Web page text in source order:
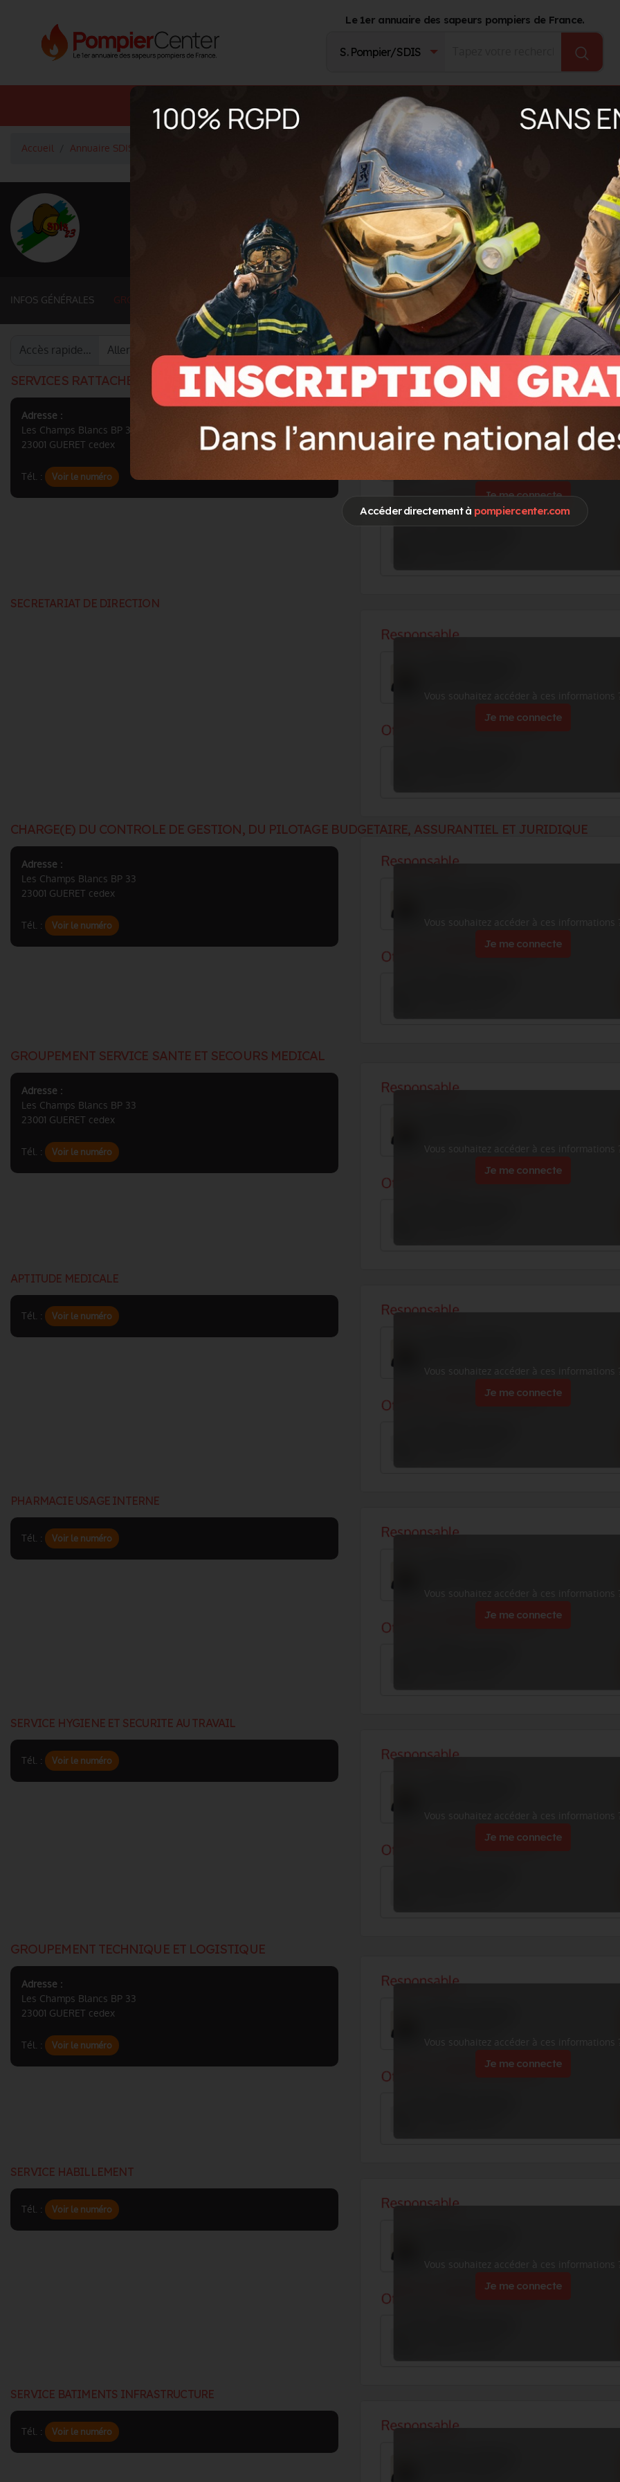
Accéder directement à pompiercenter.com
Le 1er annuaire des sapeurs pompiers de France.
Annuaire SDIS Annuaire Fournisseurs Catalogue Produits Journal
Accueil Annuaire SDIS Groupements et services fonctionnels (23. CREUSE)
SDIS Creuse à Guéret (23)
CREUSE
5 565 km² - 117 340 habitants
INFOS GÉNÉRALES GROUPEMENTS ET SERVICES FONCTIONNELS GROUPEMENTS TERRITORIAUX AUTRES ORGANISMES
Accès rapide…
SERVICES RATTACHES A LA DIRECTION
Adresse :
Les Champs Blancs BP 33
23001 GUERET cedex
Tél. : Voir le numéro
Je me connecte
SECRETARIAT DE DIRECTION
Vous souhaitez accéder à ces informations
Je me connecte
CHARGE(E) DU CONTROLE DE GESTION, DU PILOTAGE BUDGETAIRE, ASSURANTIEL ET JURIDIQUE
Adresse :
Les Champs Blancs BP 33
23001 GUERET cedex
Tél. : Voir le numéro Vous souhaitez accéder à ces informations
Je me connecte
GROUPEMENT SERVICE SANTE ET SECOURS MEDICAL
Adresse :
Les Champs Blancs BP 33
23001 GUERET cedex
Tél. : Voir le numéro Vous souhaitez accéder à ces informations
Je me connecte
APTITUDE MEDICALE
Tél. : Voir le numéro
Vous souhaitez accéder à ces informations
Je me connecte
PHARMACIE USAGE INTERNE
Tél. : Voir le numéro
Vous souhaitez accéder à ces informations
Je me connecte
SERVICE HYGIENE ET SECURITE AU TRAVAIL
Tél. : Voir le numéro
Vous souhaitez accéder à ces informations
Je me connecte
GROUPEMENT TECHNIQUE ET LOGISTIQUE
Adresse :
Les Champs Blancs BP 33
23001 GUERET cedex
Tél. : Voir le numéro Vous souhaitez accéder à ces informations
Je me connecte
SERVICE HABILLEMENT
Tél. : Voir le numéro
Vous souhaitez accéder à ces informations
Je me connecte
SERVICE BATIMENTS INFRASTRUCTURE
Tél. : Voir le numéro